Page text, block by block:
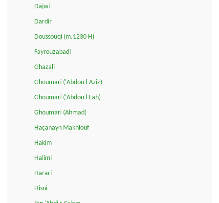
Dajwi
Dardir
Doussouqi (m.1230 H)
Fayrouzabadi
Ghazali
Ghoumari ('Abdou l-Aziz)
Ghoumari ('Abdou l-Lah)
Ghoumari (Ahmad)
Haçanayn Makhlouf
Hakim
Halimi
Harari
Hisni